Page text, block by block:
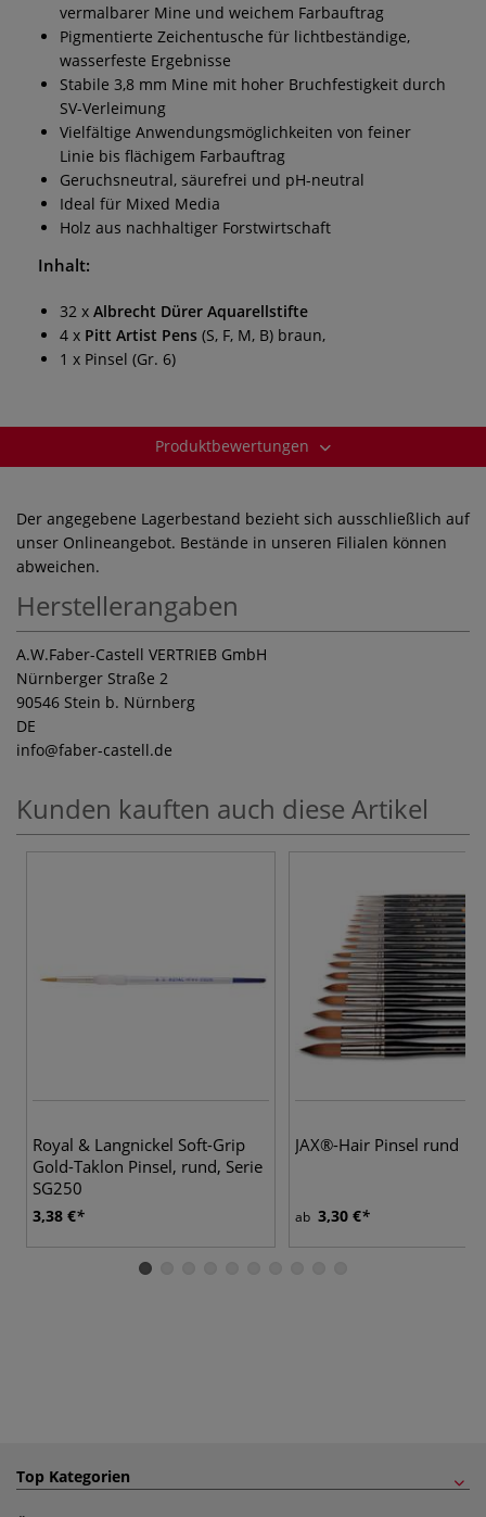
vermalbarer Mine und weichem Farbauftrag
Pigmentierte Zeichentusche für lichtbeständige,
wasserfeste Ergebnisse
Stabile 3,8 mm Mine mit hoher Bruchfestigkeit durch
SV-Verleimung
Vielfältige Anwendungsmöglichkeiten von feiner
Linie bis flächigem Farbauftrag
Geruchsneutral, säurefrei und pH-neutral
Ideal für Mixed Media
Holz aus nachhaltiger Forstwirtschaft
Inhalt:
32 x Albrecht Dürer Aquarellstifte
4 x Pitt Artist Pens (S, F, M, B) braun,
1 x Pinsel (Gr. 6)
Produktbewertungen
Der angegebene Lagerbestand bezieht sich ausschließlich auf
unser Onlineangebot. Bestände in unseren Filialen können
abweichen.
Herstellerangaben
A.W.Faber-Castell VERTRIEB GmbH
Nürnberger Straße 2
90546 Stein b. Nürnberg
DE
info@faber-castell.de
Kunden kauften auch diese Artikel
Royal & Langnickel Soft-Grip
Gold-Taklon Pinsel, rund, Serie
SG250
3,38 €
JAX®-Hair Pinsel rund
ab 3,30 €
Top Kategorien